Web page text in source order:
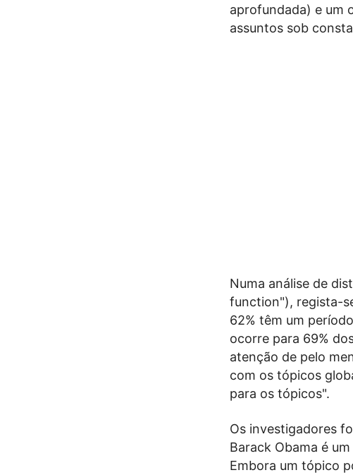
aprofundada) e um
assuntos sob
Numa análise de
function"), regista-
62% têm um
ocorre para 69%
atenção de pelo
com os tópicos
para os tópicos".
Os investigadores
Barack Obama é
Embora um tópico